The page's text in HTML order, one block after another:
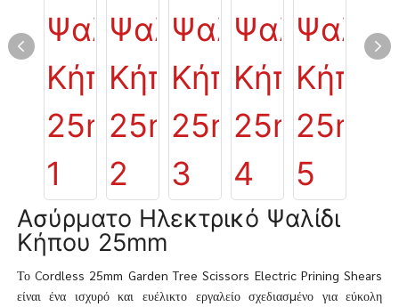
Ασύρματο Ηλεκτρικό Ψαλίδι
Κήπου 25mm
Το Cordless 25mm Garden Tree Scissors Electric Prining Shears
είναι ένα ισχυρό και ευέλικτο εργαλείο σχεδιασμένο για εύκολη